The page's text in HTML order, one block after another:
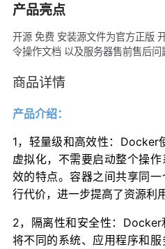
产品亮点
开源 免费 安装源文件为官方正版
令操作文档 以及服务器售前售后
商品详情
产品介绍：
1，轻量级和高效性：Docker
虚拟化，不需要启动整个操
效的特点。容器之间共享同
行代价，进一步提高了资源利
2，隔离性和安全性：Docker
将不同的系统、应用程序和